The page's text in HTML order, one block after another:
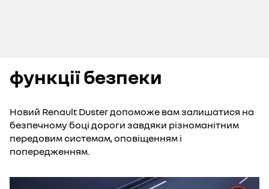
функції безпеки
Новий Renault Duster допоможе вам залишатися на
безпечному боці дороги завдяки різноманітним
передовим системам, оповіщенням і
попередженням.